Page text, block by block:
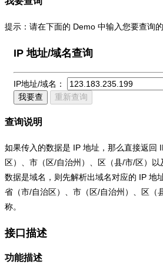
提示：请在下面的 Demo 中输入您要查询
IP 地址/域名查询
IP地址/域名：
我要查
重新查询
查询说明
如果传入的数据是 IP 地址，那么直接返回
区）、市（区/自治州）、区（县/市/区）
数据是域名，则先解析出域名对应的 IP 地
省（市/自治区）、市（区/自治州）、区（
称。
接口描述
功能描述